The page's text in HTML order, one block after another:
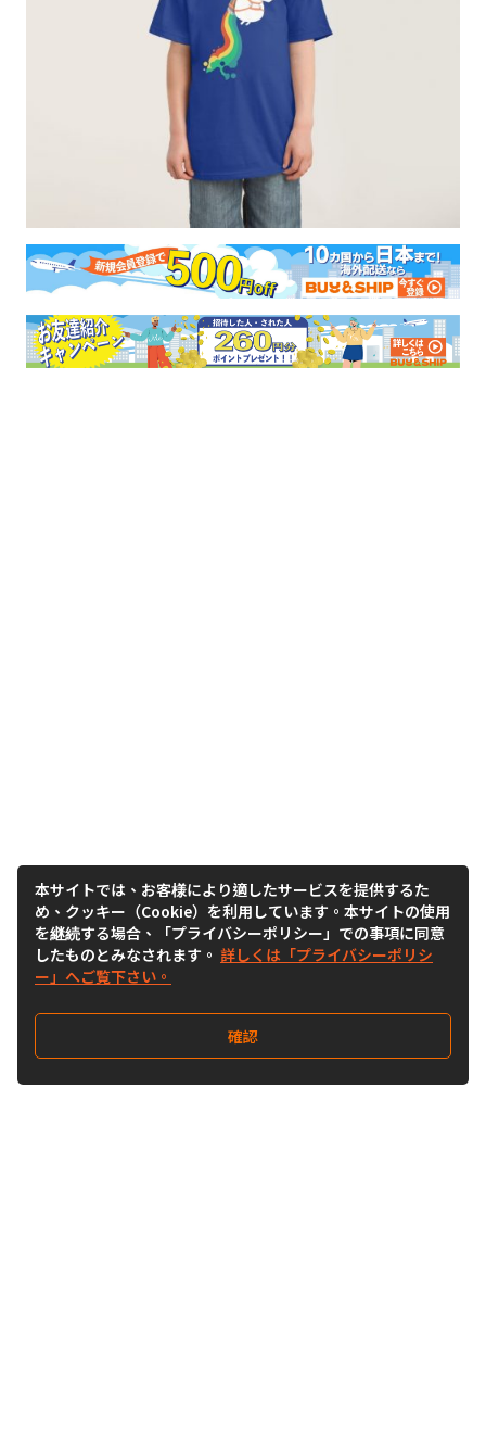
本サイトでは、お客様により適したサービスを提供するた
め、クッキー（Cookie）を利用しています。本サイトの使用
を継続する場合、「プライバシーポリシー」での事項に同意
したものとみなされます。 詳しくは「プライバシーポリシ
ー」へご覧下さい。
確認